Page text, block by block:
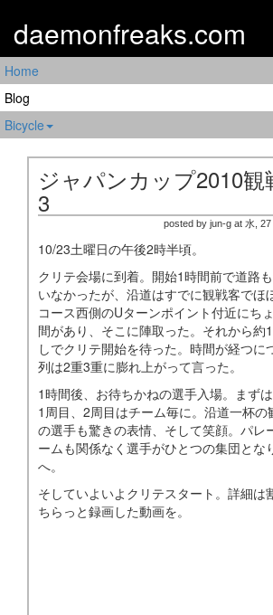
daemonfreaks.com
Home
Blog
Bicycle
ジャパンカップ2010観
3
posted by jun-g at 水,
10/23土曜日の午後2時半頃。
クリテ会場に到着。開始1時間前で道路
いなかったが、沿道はすでに観戦客でほ
コース西側のUターンポイント付近にち
間があり、そこに陣取った。それから約
しでクリテ開始を待った。時間が経つに
列は2重3重に膨れ上がって言った。
1時間後、お待ちかねの選手入場。まずは
1周目、2周目はチーム毎に。沿道一杯の
の選手も驚きの表情、そして笑顔。パレ
ームも関係なく選手がひとつの集団とな
へ。
そしていよいよクリテスタート。詳細は
ちらっと録画した動画を。